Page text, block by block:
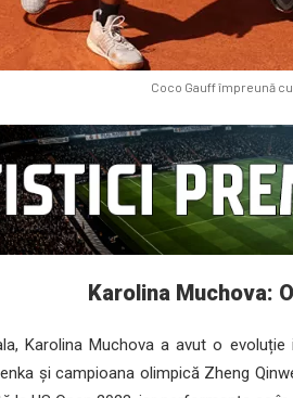
Coco Gauff împreună
Karolina Muchova:
Karolina Muchova a avut o
și campioana olimpică Zheng